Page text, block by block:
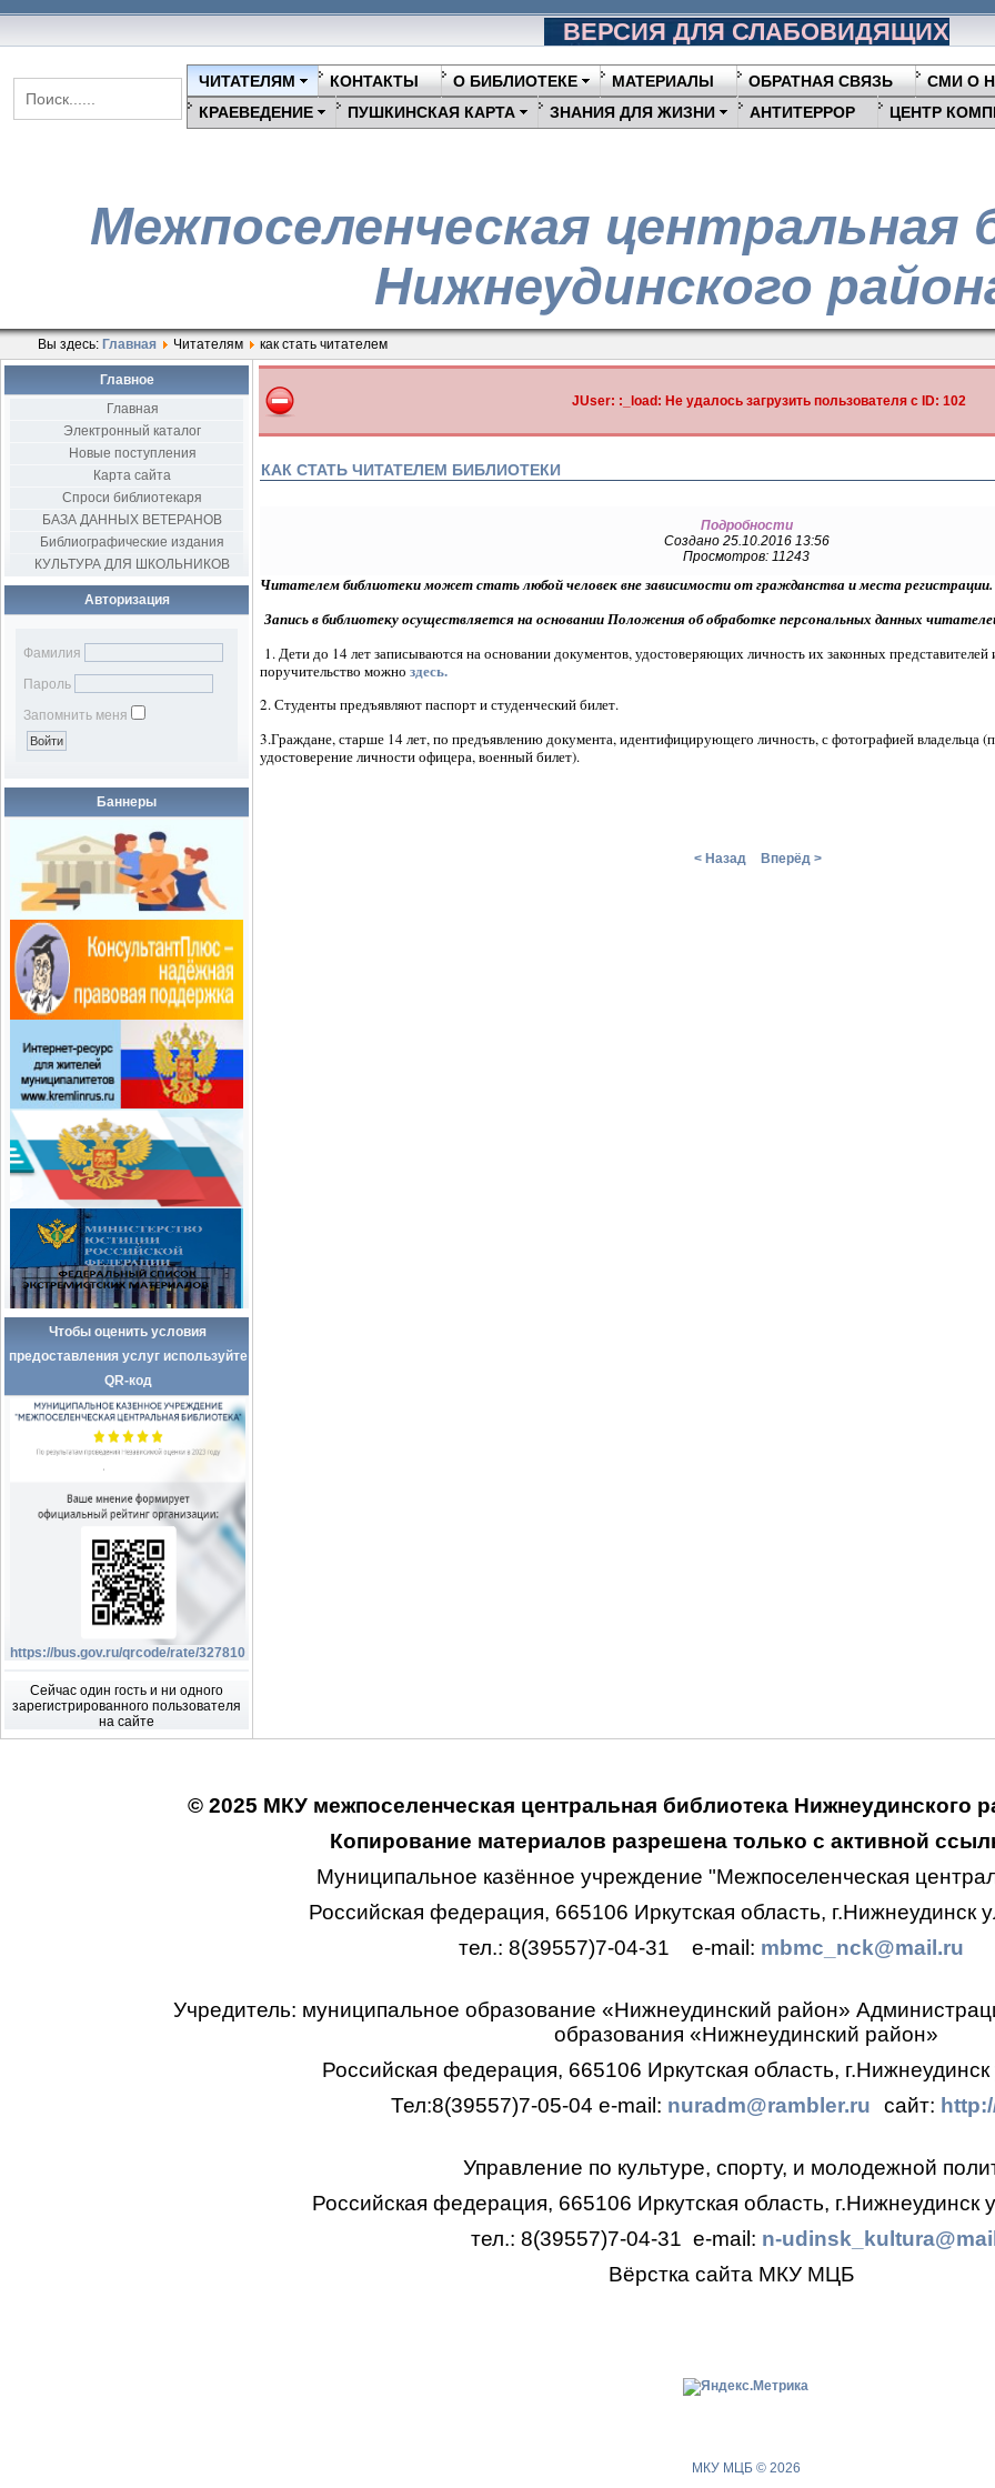
ВЕРСИЯ ДЛЯ СЛАБОВИДЯЩИХ
ЧИТАТЕЛЯМ КОНТАКТЫ О БИБЛИОТЕКЕ МАТЕРИАЛЫ ОБРАТНАЯ СВЯЗЬ СМИ О
КРАЕВЕДЕНИЕ
ПУШКИНСКАЯ КАРТА ЗНАНИЯ ДЛЯ ЖИЗНИ АНТИТЕРРОР ЦЕНТР
Межпоселенческая центральная
Нижнеудинского
Вы здесь: Главная Читателям как стать читателем
Главное
Главная
Электронный каталог
Новые поступления
Карта сайта
Спроси библиотекаря
БАЗА ДАННЫХ ВЕТЕРАНОВ
Библиографические издания
КУЛЬТУРА ДЛЯ ШКОЛЬНИКОВ
Авторизация
Фамилия
Пароль
Запомнить меня
Баннеры
Чтобы оценить условия
предоставления услуг используйте
QR-код
https://bus.gov.ru/qrcode/rate/327810
Сейчас один гость и ни одного
зарегистрированного пользователя
на сайте
JUser: :_load: Не удалось загрузить пользователя с ID: 102
КАК СТАТЬ ЧИТАТЕЛЕМ БИБЛИОТЕКИ
Подробности
Создано 25.10.2016 13:56
Просмотров: 11243
Читателем библиотеки может стать любой человек вне зависимости от гражданства и места регистрации.
Запись в библиотеку осуществляется на основании Положения об обработке персональных данных
1. Дети до 14 лет записываются на основании документов, удостоверяющих личность их законных представителей
поручительство можно здесь.
2. Студенты предъявляют паспорт и студенческий билет.
3.Граждане, старше 14 лет, по предъявлению документа, идентифицирующего личность, с фотографией владельца
удостоверение личности офицера, военный билет).
< Назад Вперёд >
© 2025 МКУ межпоселенческая центральная библиотека Нижнеудинского
Копирование материалов разрешена только с активной
Муниципальное казённое учреждение "Межпоселенческая
Российская федерация, 665106 Иркутская область, г.Нижнеудинск
тел.: 8(39557)7-04-31
e-mail: mbmc_nck@mail.ru
Учредитель: муниципальное образование «Нижнеудинский район»
образования «Нижнеудинский район»
Российская федерация, 665106 Иркутская область, г.Нижнеудинск
Тел:8(39557)7-05-04 e-mail: nuradm@rambler.ru сайт:
Управление по культуре, спорту, и молодежной
Российская федерация, 665106 Иркутская область, г.Нижнеудинск
тел.: 8(39557)7-04-31 e-mail: n-
Вёрстка сайта МКУ МЦБ
МКУ МЦБ © 2026